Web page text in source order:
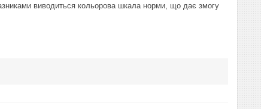
виводиться кольорова шкала норми, що дає змогу